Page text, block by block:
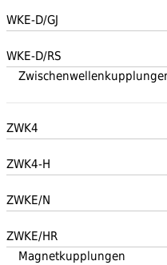
WKE-D/GJ
WKE-D/RS
ZWK4
ZWK4-H
ZWKE/N
ZWKE/HR
Magnetkupplungen